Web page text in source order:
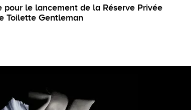
pour le lancement de la Réserve Privée
Toilette Gentleman